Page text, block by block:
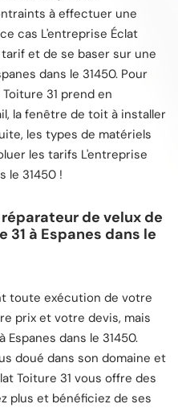
à effectuer une
cas L'entreprise Éclat
et de se baser sur une
dans le 31450. Pour
31 prend en
la fenêtre de toit à installer
les types de matériels
les tarifs L'entreprise
le 31450 !
de velux de
31 à Espanes dans le
toute exécution de votre
prix et votre devis, mais
dans le 31450.
doué dans son domaine et
Toiture 31 vous offre des
plus et bénéficiez de ses